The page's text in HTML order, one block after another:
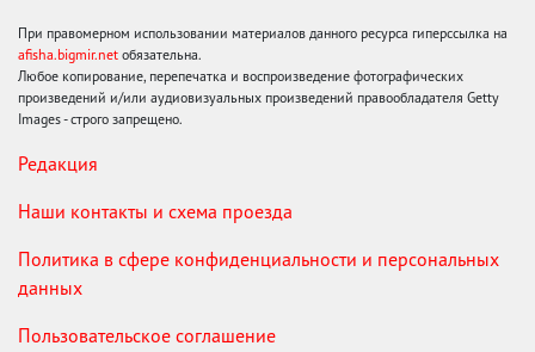
При правомерном использовании материалов данного ресурса гиперссылка на
afisha.bigmir.net обязательна.
Любое копирование, перепечатка и воспроизведение фотографических
произведений и/или аудиовизуальных произведений правообладателя Getty
Images - строго запрещено.
Редакция
Наши контакты и схема проезда
Политика в сфере конфиденциальности и персональных
данных
Пользовательское соглашение